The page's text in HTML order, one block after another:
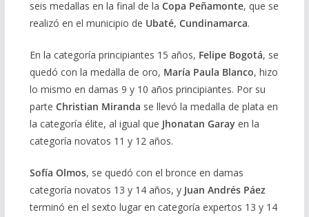
seis medallas en la final de la Copa Peñamonte, que se
realizó en el municipio de Ubaté, Cundinamarca.
En la categoría principiantes 15 años, Felipe Bogotá, se
quedó con la medalla de oro, María Paula Blanco, hizo
lo mismo en damas 9 y 10 años principiantes. Por su
parte Christian Miranda se llevó la medalla de plata en
la categoría élite, al igual que Jhonatan Garayen la
categoría novatos 11 y 12 años.
Sofía Olmos, se quedó con el bronce en damas
categoría novatos 13 y 14 años, y Juan Andrés Páez
terminó en el sexto lugar en categoría expertos 13 y 14